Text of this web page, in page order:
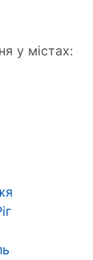
у містах: